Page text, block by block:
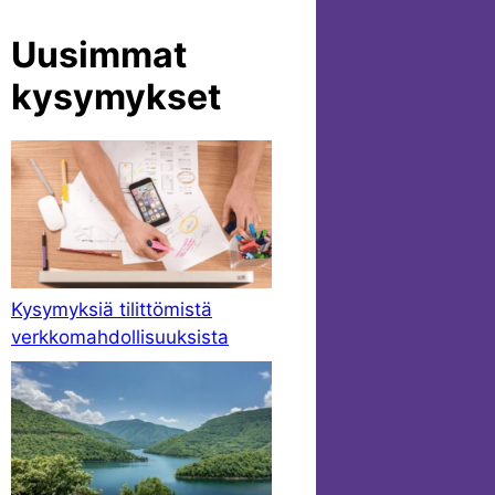
Uusimmat
kysymykset
Kysymyksiä tilittömistä
verkkomahdollisuuksista